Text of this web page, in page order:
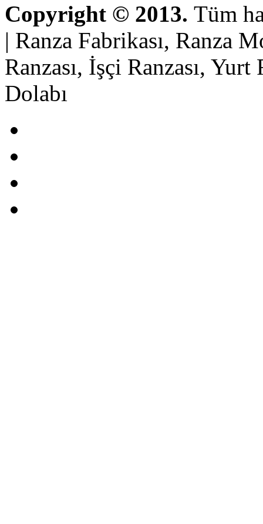
Copyright © 2013. Tüm
| Ranza Fabrikası, Ranza
Ranzası, İşçi Ranzası,
Dolabı